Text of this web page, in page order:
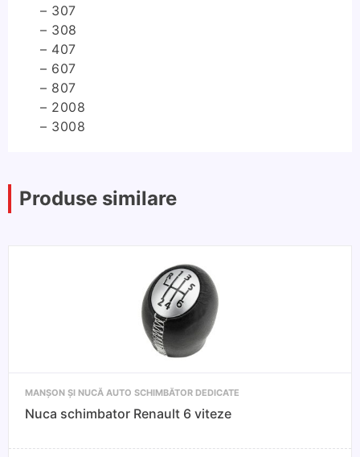
– 307
– 308
– 407
– 607
– 807
– 2008
– 3008
Produse similare
MANȘON ȘI NUCĂ AUTO SCHIMBĂTOR DEDICATE
Nuca schimbator Renault 6 viteze